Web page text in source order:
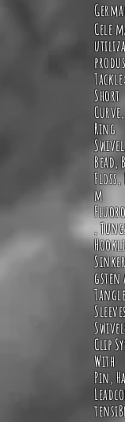
Cele
Tackle
Short
Curve,
Ring
Swivel
Bead,
Floss,
m
,
Tangle
Clip
With
Pin,